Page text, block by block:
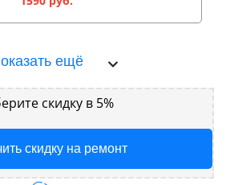
ещё
скидку в 5%
скидку на ремонт